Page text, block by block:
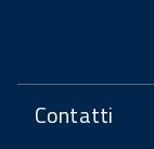
Contatti